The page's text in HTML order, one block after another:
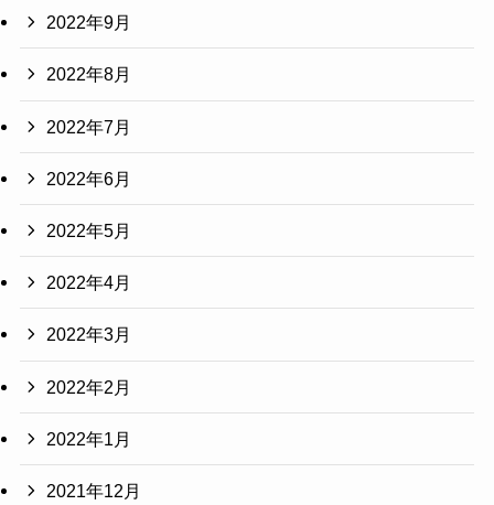
2022年9月
2022年8月
2022年7月
2022年6月
2022年5月
2022年4月
2022年3月
2022年2月
2022年1月
2021年12月